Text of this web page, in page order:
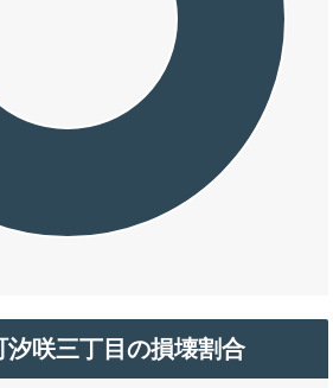
咲三丁目の損壊割合